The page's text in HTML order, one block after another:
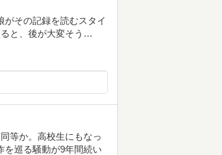
がその記録を読むスタイ
と、後が大変そう…
等か。高校生にもなっ
を巡る騒動が9年間続い